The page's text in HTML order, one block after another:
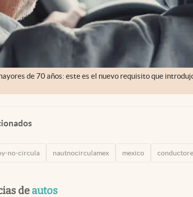
de 70 años: este es el nuevo requisito que
no-circula nautnocirculamex mexico
de autos